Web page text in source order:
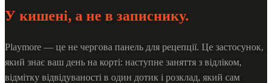
У кишені, а не в записнику.
Playmore — це не чергова панель для рецепції. Це застосунок,
який знає ваш день на корті: наступне заняття з відліком,
відмітку відвідуваності в один дотик і розклад, який сам